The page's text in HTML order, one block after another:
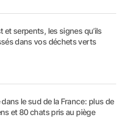
et serpents, les signes qu’ils
dans vos déchets verts
le sud de la France : plus de
et 80 chats pris au piège